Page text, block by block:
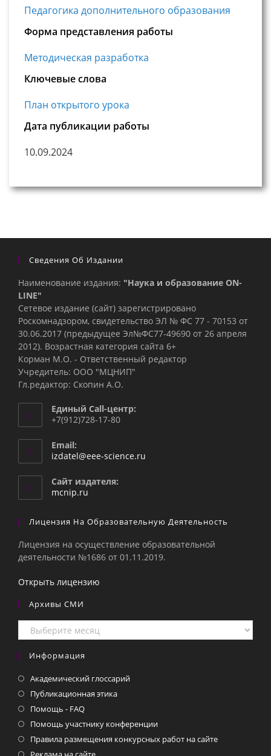
Педагогика дополнительного образования
Форма представления работы
Методическая разработка
Ключевые слова
План открытого урока
Дата публикации работы
10.09.2024
Сведения Об Издании
Наименование издания: "Наука и образование ON-
LINE"
Сетевое издание (сайт) зарегистрировано
Роскомнадзором, свидетельство ЭЛ № ФС 77 - 70153 от
30.06.2017 (предыдущее Эл№ФC77-49690 от 26 апреля
2012). Возрастная категория сайта 6+
Корман М.О. - Ответственный редактор
Учредитель: ООО "МЦНИП"
Гл.редактор: Скопин А.О.
Единый Call-центр:
+7(912)728-17-80
Email:
izdatel@eee-science.ru
Сайт издателя:
mcnip.ru
Лицензия На Образовательную Деятельность
Лицензия на осуществление образовательной
деятельности №1686 от 01.11.2019.
Открыть лицензию
Архивы СМИ
Архивы
СМИ
Информация
Академический глоссарий
Публикационная этика
Помощь - FAQ
Помощь участнику конференции
Правила размещения конкурсных работ на сайте